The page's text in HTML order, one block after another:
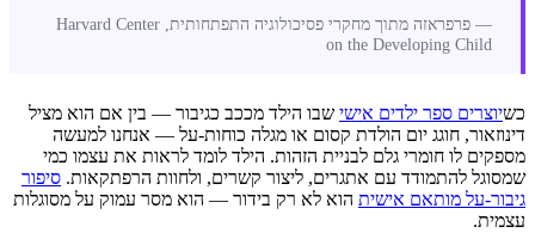
— פרפראזה מתוך מחקרי פסיכולוגיה התפתחותית, Harvard Center
on the Developing Child
כשיוצרים ספר ילדים אישי שבו הילד מככב כגיבור — בין אם הוא מציל
דינוזאור, חוגג יום הולדת קסום או מגלה כוחות-על — אנחנו למעשה
מספקים לו חומרי גלם לבניית הזהות. הילד לומד לראות את עצמו כמי
שמסוגל להתמודד עם אתגרים, ליצור קשרים, ולחוות הרפתקאות. סיפור
גיבור-על מותאם אישית הוא לא רק בידור — הוא מסר עמוק על מסוגלות
עצמית.